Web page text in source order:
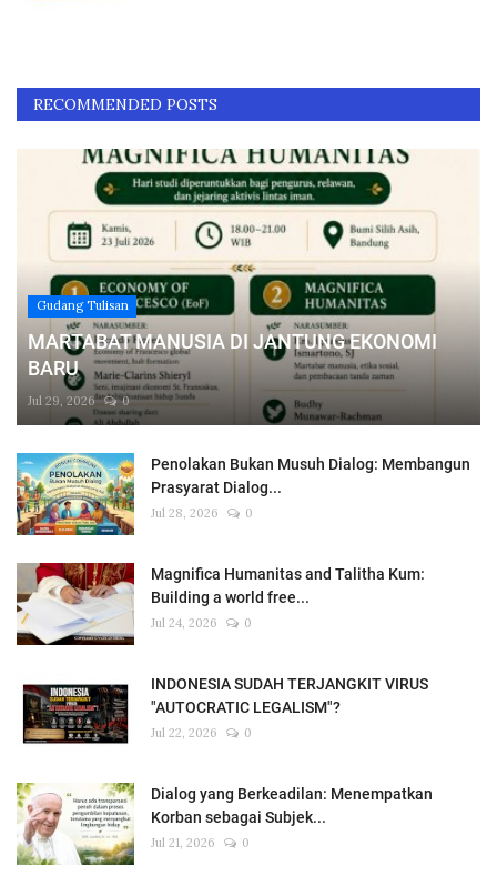
RECOMMENDED POSTS
Gudang Tulisan
MARTABAT MANUSIA DI JANTUNG EKONOMI
BARU
Jul 29, 2026 0
Penolakan Bukan Musuh Dialog: Membangun
Prasyarat Dialog...
Jul 28, 2026 0
Magnifica Humanitas and Talitha Kum:
Building a world free...
Jul 24, 2026 0
INDONESIA SUDAH TERJANGKIT VIRUS
"AUTOCRATIC LEGALISM"?
Jul 22, 2026 0
Dialog yang Berkeadilan: Menempatkan
Korban sebagai Subjek...
Jul 21, 2026 0